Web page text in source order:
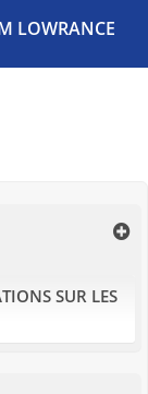
LOWRANCE
SUR LES